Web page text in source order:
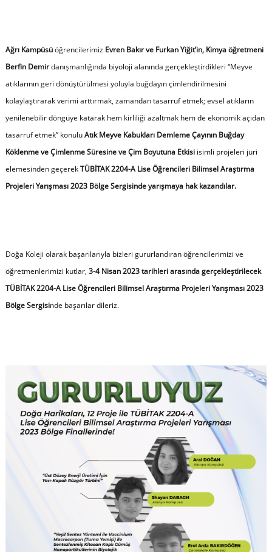
Ağrı Kampüsüöğrencilerimiz Evren Bakır ve Furkan Yiğit’in, Kimya öğretmeni
Berfin Demirdanışmanlığında biyoloji alanında gerçekleştirdikleri “Meyve
atıklarının geri dönüştürülmesi yoluyla buğdayın çimlendirilmesini
kolaylaştırarak verimi arttırmak, zamandan tasarruf etmek; evsel atıkların
yenilenebilir döngüye katarak hem kirliliği azaltmak hem de ekonomik açıdan
tasarruf etmek” konuluAtık Meyve Kabukları Demleme Çayının Buğday
Köklenme ve Çimlenme Süresine ve Çim Boyutuna Etkisi isimli projeleri jüri
elemesinden geçerekTÜBİTAK 2204-A Lise Öğrencileri Bilimsel Araştırma
Projeleri Yarışması 2023 Bölge Sergisinde yarışmaya hak kazandılar.
Doğa Koleji olarak başarılarıyla bizleri gururlandıran öğrencilerimizi ve
öğretmenlerimizi kutlar, 3-4 Nisan 2023 tarihleri arasında gerçekleştirilecek
TÜBİTAK 2204-A Lise Öğrencileri Bilimsel Araştırma Projeleri Yarışması 2023
Bölge Sergisinde başarılar dileriz.